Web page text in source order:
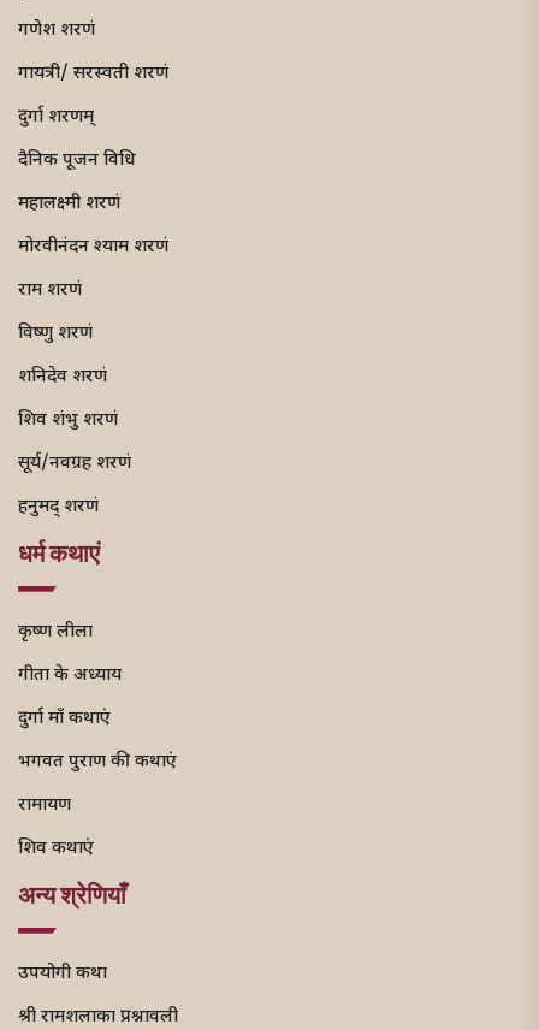
गणेश शरणं
गायत्री/ सरस्वती शरणं
दुर्गा शरणम्
दैनिक पूजन विधि
महालक्ष्मी शरणं
मोरवीनंदन श्याम शरणं
राम शरणं
विष्णु शरणं
शनिदेव शरणं
शिव शंभु शरणं
सूर्य/नवग्रह शरणं
हनुमद् शरणं
धर्म कथाएं
कृष्ण लीला
गीता के अध्याय
दुर्गा माँ कथाएं
भगवत पुराण की कथाएं
रामायण
शिव कथाएं
अन्य श्रेणियाँ
उपयोगी कथा
श्री रामशलाका प्रश्नावली